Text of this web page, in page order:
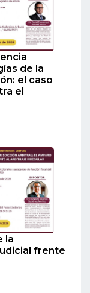
de la
el caso
el
la
frente